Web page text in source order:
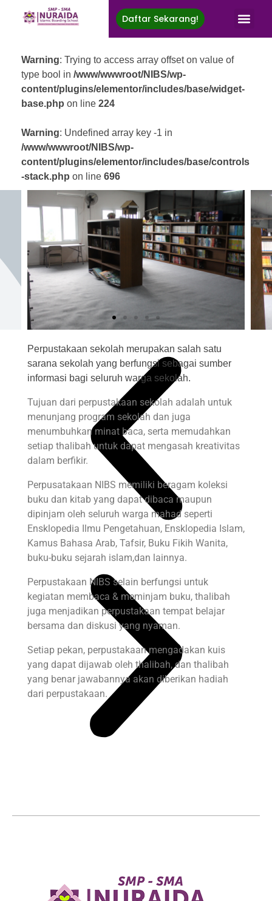
Daftar Sekarang!
Warning: Trying to access array offset on value of
type bool in /www/wwwroot/NIBS/wp-
content/plugins/elementor/includes/base/widget-
base.php on line 224
Warning: Undefined array key -1 in
/www/wwwroot/NIBS/wp-
content/plugins/elementor/includes/base/controls
-stack.php on line 696
Perpustakaan sekolah merupakan salah satu
sarana sekolah yang berfungsi sebagai sumber
informasi bagi seluruh warga sekolah.
Tujuan dari perpustakaan sekolah adalah untuk
menunjang program sekolah dan juga
menumbuhkan minat baca, serta memudahkan
setiap thalibah untuk dapat mengasah kreativitas
dalam berfikir.
Perpusatakaan NIBS memiliki beragam koleksi
buku dan kitab yang dapat dibaca maupun
dipinjam oleh seluruh warga mahad seperti
Ensklopedia Ilmu Pengetahuan, Ensklopedia Islam,
Kamus Bahasa Arab, Tafsir, Buku Fikih Wanita,
buku-buku sejarah islam,dan lainnya.
Perpustakaan NIBS selain berfungsi untuk
kegiatan membaca & meminjam buku, thalibah
juga menjadikan perpustakaan tempat belajar
bersama dan diskusi yang nyaman.
Setiap pekan, perpustakaan mengadakan kuis
yang dapat dijawab oleh thalibah, dan thalibah
yang benar jawabannya akan diberikan hadiah
dari perpustakaan.